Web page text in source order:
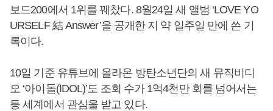
보드200에서 1위를 꿰찼다. 8월24일 새 앨범 ‘LOVE YO
URSELF 結 Answer’을 공개한 지 약 일주일 만에 쓴 기
록이다.
10일 기준 유튜브에 올라온 방탄소년단의 새 뮤직비디
오 ‘아이돌(IDOL)’도 조회 수가 1억4천만 회를 넘어서는
등 세계에서 관심을 받고 있다.